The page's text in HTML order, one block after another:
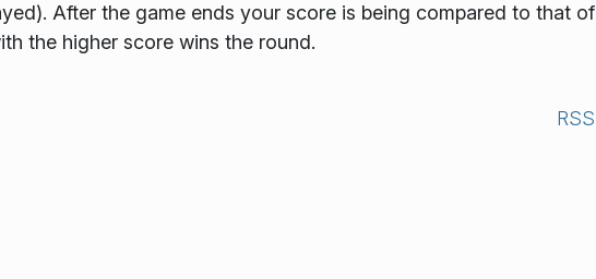
. After the game ends your score is being compared to that of
the higher score wins the round.
RSS